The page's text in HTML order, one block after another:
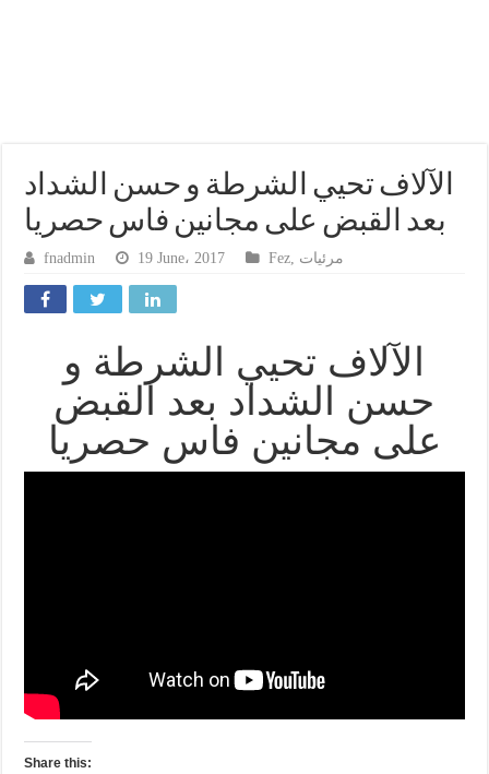
الآلاف تحيي الشرطة و حسن الشداد
بعد القبض على مجانين فاس حصريا
fnadmin 19 June، 2017 Fez مرئيات
الآلاف تحيي الشرطة و
حسن الشداد بعد القبض
على مجانين فاس حصريا
Share this: